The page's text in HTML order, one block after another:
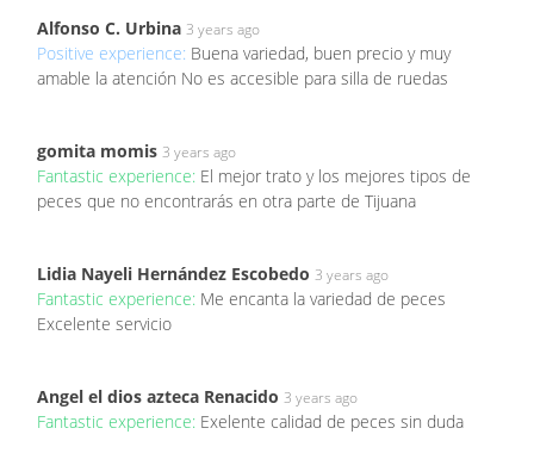
Alfonso C. Urbina 3 years ago
Positive experience: Buena variedad, buen precio y muy
amable la atención No es accesible para silla de ruedas
gomita momis 3 years ago
Fantastic experience: El mejor trato y los mejores tipos de
peces que no encontrarás en otra parte de Tijuana
Lidia Nayeli Hernández Escobedo 3 years ago
Fantastic experience: Me encanta la variedad de peces
Excelente servicio
Angel el dios azteca Renacido 3 years ago
Fantastic experience: Exelente calidad de peces sin duda